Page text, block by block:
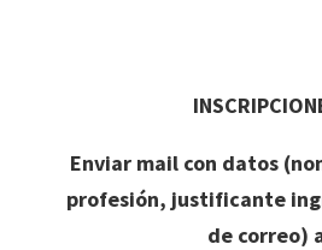
Enviar mail con datos
profesión, justificante
de correo)